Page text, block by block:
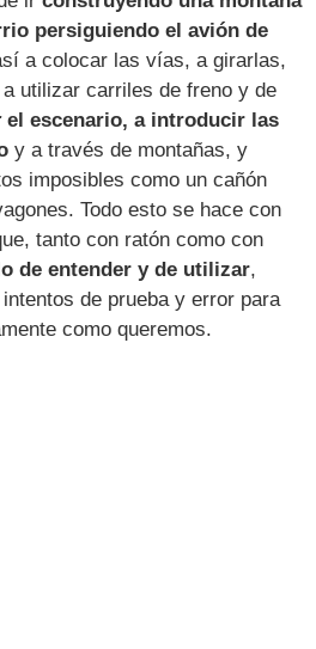
persiguiendo el avión de
a colocar las vías, a girarlas,
utilizar carriles de freno y de
el escenario, a introducir las
y a través de montañas, y
imposibles como un cañón
Todo esto se hace con
tanto con ratón como con
de entender y de utilizar,
de prueba y error para
como queremos.